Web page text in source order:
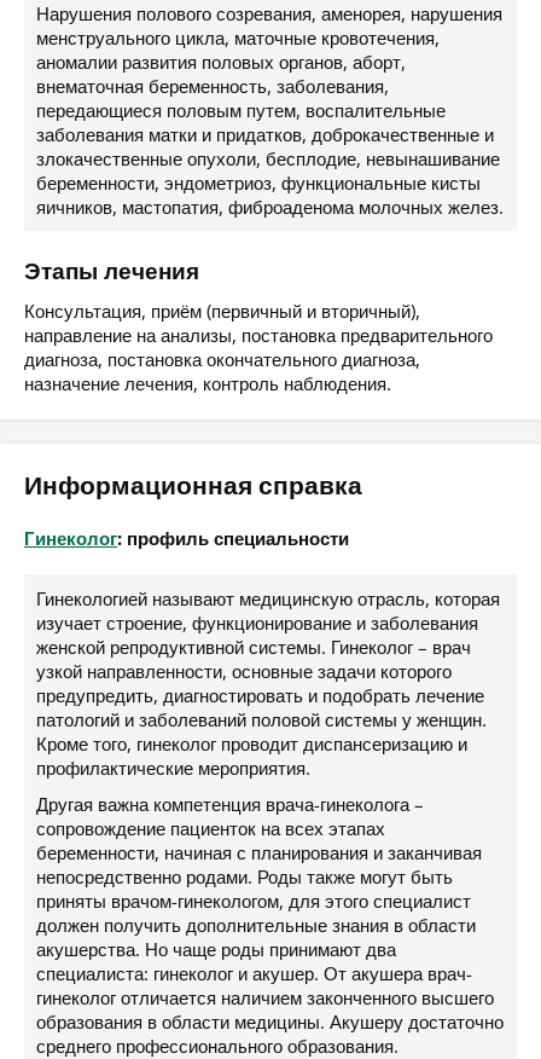
Нарушения полового созревания, аменорея, нарушения
менструального цикла, маточные кровотечения,
аномалии развития половых органов, аборт,
внематочная беременность, заболевания,
передающиеся половым путем, воспалительные
заболевания матки и придатков, доброкачественные и
злокачественные опухоли, бесплодие, невынашивание
беременности, эндометриоз, функциональные кисты
яичников, мастопатия, фиброаденома молочных желез.
Этапы лечения
Консультация, приём (первичный и вторичный),
направление на анализы, постановка предварительного
диагноза, постановка окончательного диагноза,
назначение лечения, контроль наблюдения.
Информационная справка
Гинеколог: профиль специальности
Гинекологией называют медицинскую отрасль, которая
изучает строение, функционирование и заболевания
женской репродуктивной системы. Гинеколог – врач
узкой направленности, основные задачи которого
предупредить, диагностировать и подобрать лечение
патологий и заболеваний половой системы у женщин.
Кроме того, гинеколог проводит диспансеризацию и
профилактические мероприятия.
Другая важна компетенция врача-гинеколога –
сопровождение пациенток на всех этапах
беременности, начиная с планирования и заканчивая
непосредственно родами. Роды также могут быть
приняты врачом-гинекологом, для этого специалист
должен получить дополнительные знания в области
акушерства. Но чаще роды принимают два
специалиста: гинеколог и акушер. От акушера врач-
гинеколог отличается наличием законченного высшего
образования в области медицины. Акушеру достаточно
среднего профессионального образования.